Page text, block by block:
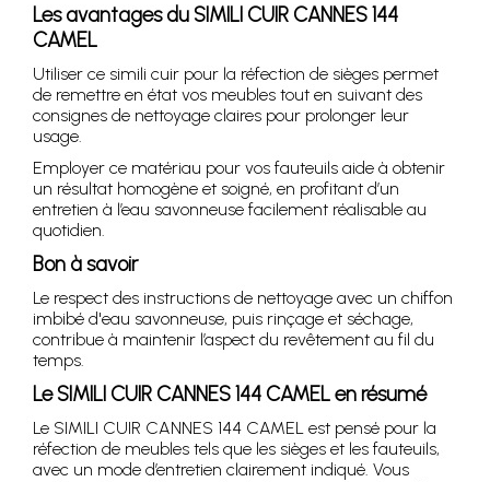
Les avantages du SIMILI CUIR CANNES 144
CAMEL
Utiliser ce simili cuir pour la réfection de sièges permet
de remettre en état vos meubles tout en suivant des
consignes de nettoyage claires pour prolonger leur
usage.
Employer ce matériau pour vos fauteuils aide à obtenir
un résultat homogène et soigné, en profitant d’un
entretien à l’eau savonneuse facilement réalisable au
quotidien.
Bon à savoir
Le respect des instructions de nettoyage avec un chiffon
imbibé d'eau savonneuse, puis rinçage et séchage,
contribue à maintenir l’aspect du revêtement au fil du
temps.
Le SIMILI CUIR CANNES 144 CAMEL en résumé
Le SIMILI CUIR CANNES 144 CAMEL est pensé pour la
réfection de meubles tels que les sièges et les fauteuils,
avec un mode d’entretien clairement indiqué. Vous